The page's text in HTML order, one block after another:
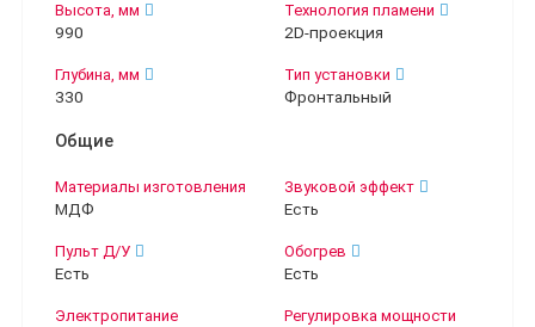
Высота, мм
990
Глубина, мм
330
Технология пламени
2D-проекция
Тип установки
Фронтальный
Общие
Материалы изготовления
МДФ
Пульт Д/У
Есть
Электропитание
Звуковой эффект
Есть
Обогрев
Есть
Регулировка мощности